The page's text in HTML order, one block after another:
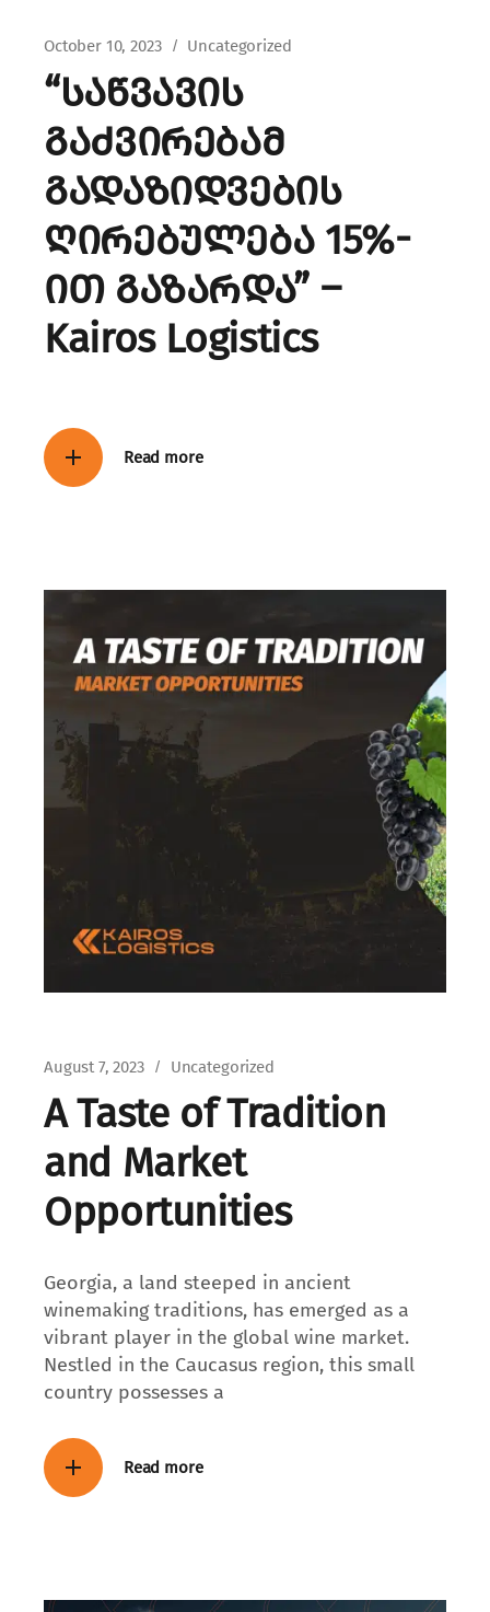
October 10, 2023 Uncategorized
“საწვავის
გაძვირებამ
გადაზიდვების
ღირებულება 15%-
ით გაზარდა” –
Kairos Logistics
Read more
August 7, 2023 Uncategorized
A Taste of Tradition
and Market
Opportunities
Georgia, a land steeped in ancient
winemaking traditions, has emerged as a
vibrant player in the global wine market.
Nestled in the Caucasus region, this small
country possesses a
Read more